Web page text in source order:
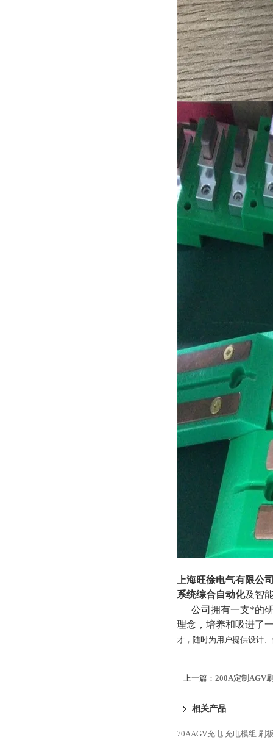
上海旺徐电气有限公
系统综合自动化及智
公司拥有一支*的研
理念，培养和吸进了
才，随时为用户提供设计
上一篇： 200A定制AGV
相关产品
70AAGV充电 充电模组 刷